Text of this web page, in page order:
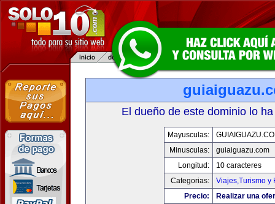
El dueño de este dominio lo
Mayusculas:
Minusculas:
guiaiguazu.com
Longitud:
10 caracteres
Categorias:
Viajes,Turismo y
Precio:
Realizar una